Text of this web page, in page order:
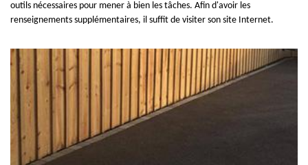
outils nécessaires pour mener à bien les tâches. Afin d'avoir les
renseignements supplémentaires, il suffit de visiter son site Internet.